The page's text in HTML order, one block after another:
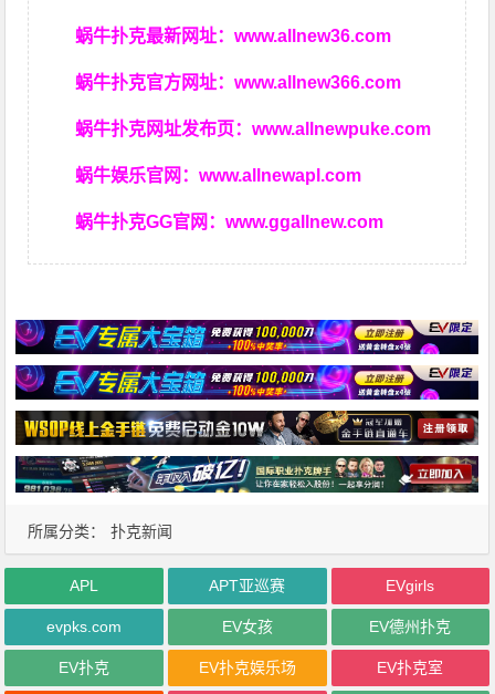
蜗牛扑克最新网址：www.allnew36.com
蜗牛扑克官方网址：www.allnew366.com
蜗牛扑克网址发布页：www.allnewpuke.com
蜗牛娱乐官网：www.allnewapl.com
蜗牛扑克GG官网：www.ggallnew.com
所属分类： 扑克新闻
APL APT亚巡赛 EVgirls
evpks.com EV女孩 EV德州扑克
EV扑克 EV扑克娱乐场 EV扑克室